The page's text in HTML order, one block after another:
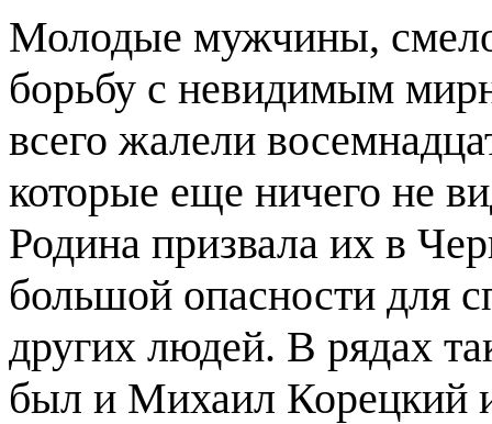
Молодые мужчины,
борьбу с невидимым
всего жалели
которые еще ничего не
Родина призвала их в
большой опасности для
других людей. В рядах
был и Михаил Корецкий